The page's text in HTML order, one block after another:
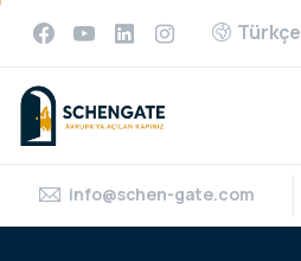
Türkçe
info@schen-gate.com